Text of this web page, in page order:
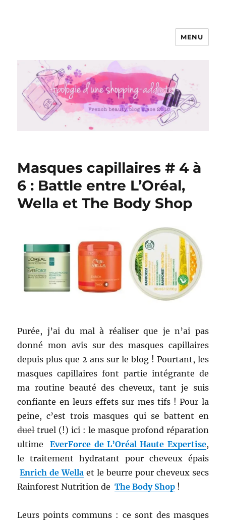
Apologie d'une Shopping-addicte
MENU
Masques capillaires # 4 à
6 : Battle entre L’Oréal,
Wella et The Body Shop
Purée, j’ai du mal à réaliser que je n’ai pas
donné mon avis sur des masques capillaires
depuis plus que 2 ans sur le blog ! Pourtant, les
masques capillaires font partie intégrante de
ma routine beauté des cheveux, tant je suis
confiante en leurs effets sur mes tifs ! Pour la
peine,c’est trois masques qui se battent en
dueltruel (!) ici : le masque profond réparation
ultime
EverForce de L’Oréal Haute Expertise,
le traitement hydratant pour cheveux épais
Enrich de Wella et le beurre pour cheveux secs
Rainforest Nutrition de The Body Shop !
Leurs points communs : ce sont des masques